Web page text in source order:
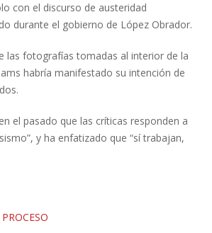
con el discurso de austeridad
durante el gobierno de López Obrador.
las fotografías tomadas al interior de la
habría manifestado su intención de
el pasado que las críticas responden a
y ha enfatizado que “sí trabajan,
PROCESO